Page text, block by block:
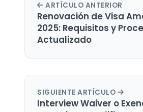
ARTÍCULO ANTERIOR
Renovación de Visa
2025: Requisitos y
Actualizado
SIGUIENTE ARTÍCULO
Interview Waiver o